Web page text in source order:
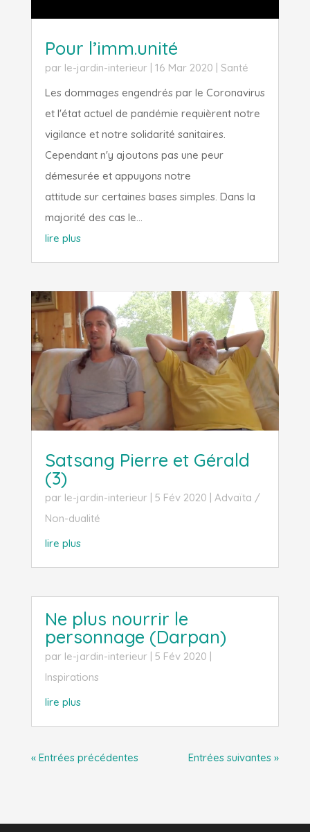
Pour l’imm.unité
par le-jardin-interieur| 16 Mar 2020 | Santé
Les dommages engendrés par le Coronavirus
et l'état actuel de pandémie requièrent notre
vigilance et notre solidarité sanitaires.
Cependant n'y ajoutons pas une peur
démesurée et appuyons notre
attitude sur certaines bases simples. Dans la
majorité des cas le...
lire plus
Satsang Pierre et Gérald
(3)
par le-jardin-interieur| 5 Fév 2020 | Advaïta /
Non-dualité
lire plus
Ne plus nourrir le
personnage (Darpan)
par le-jardin-interieur| 5 Fév 2020 |
Inspirations
lire plus
« Entrées précédentes Entrées suivantes »